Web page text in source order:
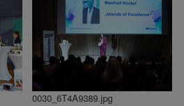
0030_6T4A9389.jpg